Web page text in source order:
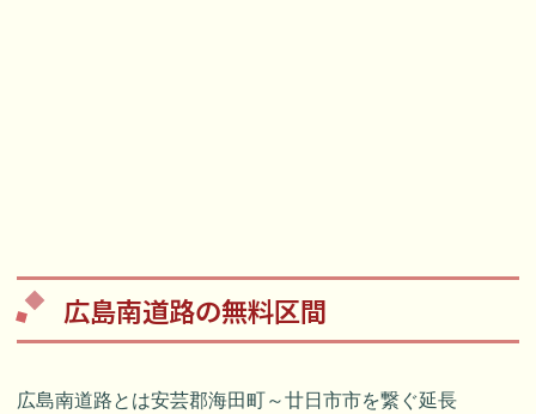
広島南道路の無料区間
広島南道路とは安芸郡海田町～廿日市市を繋ぐ延長